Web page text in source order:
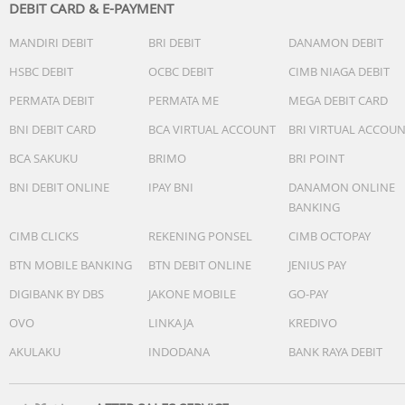
perjalanan audio Anda.
Small in Size, Big in Brilliance
Three Voice Tone Presets To Match Your Style
alami, dan seimbang; mode Rich memberikan penekanan
ekstra pada nada rendah (low) untuk suara yang lebih
nada tinggi (high), memberikan kejelasan dan kilau ekstra
pada suara Anda.
Tingkat peredam bising Basic sangat ideal untuk
pengaturan dalam ruangan yang tenang, mengurangi
vokal.
Tingkat peredam bising Strong sangat unggul di
yang bising, secara signifikan memotong suara sekitar
DEBIT CARD & E-PAYMENT
MANDIRI DEBIT BRI DEBIT
DANAMON DEBIT
HSBC DEBIT
OCBC DEBIT
CIMB NIAGA DEBIT
PERMATA DEBIT
PERMATA ME
MEGA DEBIT CARD
BNI DEBIT CARD
BCA VIRTUAL ACCOUNT
BRI VIRTUAL
BCA SAKUKU
BRIMO
BRI POINT
BNI DEBIT ONLINE
IPAY BNI
DANAMON ONLINE
BANKING
CIMB CLICKS
REKENING PONSEL
CIMB OCTOPAY
BTN MOBILE BANKING
BTN DEBIT ONLINE
JENIUS PAY
DIGIBANK BY DBS
JAKONE MOBILE
GO-PAY
OVO
LINKAJA
KREDIVO
AKULAKU
INDODANA BANK RAYA DEBIT